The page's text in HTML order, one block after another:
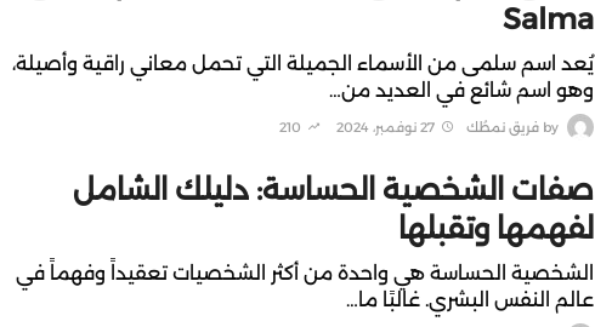
Salma
يُعد اسم سلمى من الأسماء الجميلة التي تحمل معاني راقية وأصيلة،
وهو اسم شائع في العديد من…
by فريق نمطُك 27 نوفمبر، 2024 210
صفات الشخصية الحساسة: دليلك الشامل
لفهمها وتقبلها
الشخصية الحساسة هي واحدة من أكثر الشخصيات تعقيداً وفهماً في
عالم النفس البشري. غالبًا ما…